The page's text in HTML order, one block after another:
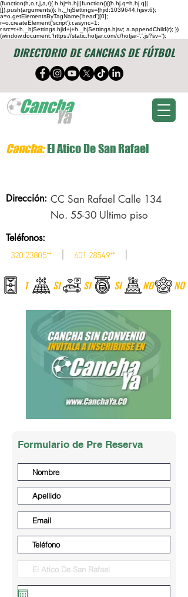
(function(h,o,t,j,a,r){ h.hj=h.hj||function(){(h.hj.q=h.hj.q||
[]).push(arguments)}; h._hjSettings={hjid:1039644,hjsv:6};
a=o.getElementsByTagName('head')[0];
r=o.createElement('script');r.async=1;
r.src=t+h._hjSettings.hjid+j+h._hjSettings.hjsv; a.appendChild(r); })
(window,document,'https://static.hotjar.com/c/hotjar-','.js?sv=');
DIRECTORIO DE CANCHAS DE FÚTBOL
Cancha: El Atico De San Rafael
Dirección: CC San Rafael Calle 134
No. 55-30 Ultimo piso
Teléfonos:
320 23805** 601 28549**
1 SI SI SI NO NO
Formulario de Pre Reserva